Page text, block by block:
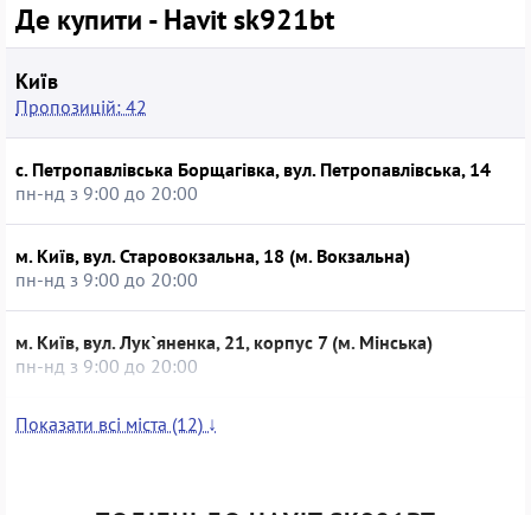
Де купити - Havit sk921bt
Київ
Пропозицій: 42
с. Петропавлівська Борщагівка, вул. Петропавлівська, 14
пн-нд з 9:00 до 20:00
м. Київ, вул. Старовокзальна, 18 (м. Вокзальна)
пн-нд з 9:00 до 20:00
м. Київ, вул. Лук`яненка, 21, корпус 7 (м. Мінська)
пн-нд з 9:00 до 20:00
м. Київ, вул. Вишгородська, 56/2
Показати всі міста (12) ↓